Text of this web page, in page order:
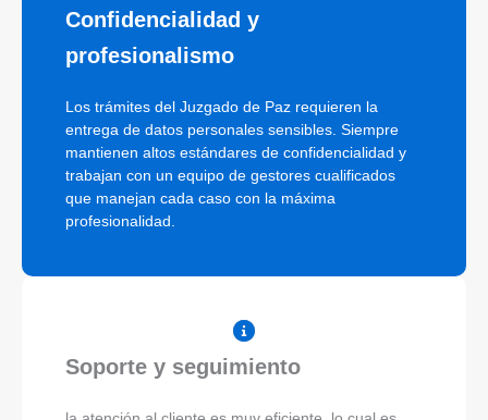
Confidencialidad y
profesionalismo
Los trámites del Juzgado de Paz requieren la
entrega de datos personales sensibles. Siempre
mantienen altos estándares de confidencialidad y
trabajan con un equipo de gestores cualificados
que manejan cada caso con la máxima
profesionalidad.
Soporte y seguimiento